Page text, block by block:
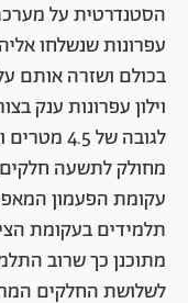
הסטנדרטית על
עפרונות שנשלחו
בכולם ושזרה אותם
וילון עפרונות ענק
לגובה
מחולק לתשעה
עקומת הפעמון
תלמידים בעקומת
מתוכנן כך שרוב
לשלושת החלקים